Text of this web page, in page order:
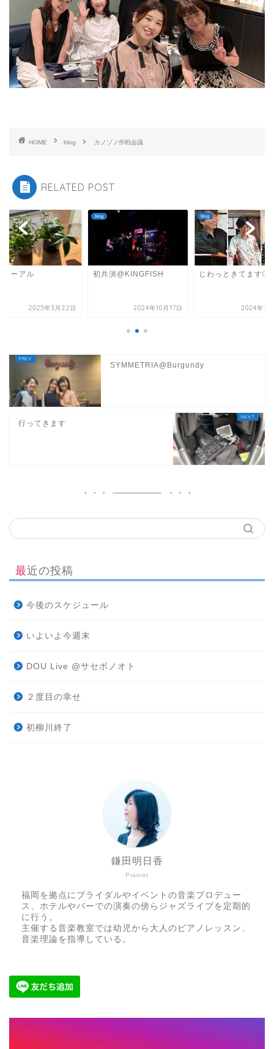
HOME blog カノゾノ作戦会議
RELATED POST
ューアル
2025年3月22日
blog
初共演@KINGFISH
2024年10月17日
blog
じわっときてます①
2024年7
SYMMETRIA@Burgundy
行ってきます
最近の投稿
今後のスケジュール
いよいよ今週末
DOU Live @サセボノオト
２度目の幸せ
初柳川終了
Pianist
鎌田明日香
福岡を拠点にブライダルやイベントの音楽プロデュー
ス、ホテルやバーでの演奏の傍らジャズライブを定期的
に行う。
主催する音楽教室では幼児から大人のピアノレッスン、
音楽理論を指導している。